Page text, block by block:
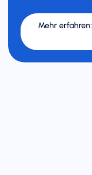
Mehr erfahren: